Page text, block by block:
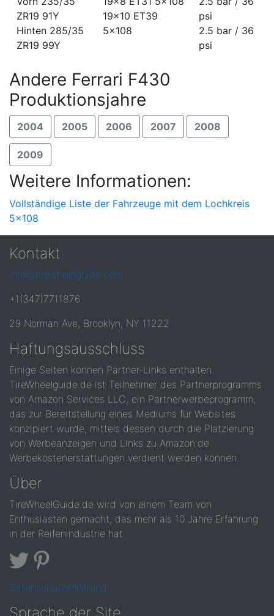
ZR19 91Y
Hinten 285/35
ZR19 99Y
19x10 ET39
5x108
psi
2.5 bar / 36
psi
Andere Ferrari F430
Produktionsjahre
2004 2005 2006 2007 2008
2009
Weitere Informationen:
Vollständige Liste der Fahrzeuge mit dem Lochkreis
5x108
Kontakt
info@tirewheelguide.com
+1(347)7711876
29 Norman Ave, Brooklyn, NY 11222
Haftungsausschluss
Einige Seiten können Partner-Links enthalten.
TireWheelguide.de ist Teilnehmer des Partnerprogramms
von Amazon Services LLC, ein Partnerwerbeprogramm,
das zur Bereitstellung eines Mediums für Websites
konzipiert wurde, mittels dessen durch die Platzierung
von Werbeanzeigen und Links zu Amazon.de
Werbekostenerstattungen verdient werden können.
Über
TireWheelGuide.de wird von einem Team von
Enthusiasten gemacht, das mehr als 10 Jahre Erfahrung
in der Reifenindustrie hat
Datenschutzerklärung